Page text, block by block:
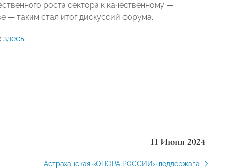
роста сектора к качественному —
— таким стал итог дискуссий форума.
здесь.
11 Июня 2024
Астраханская «ОПОРА РОССИИ» поддержала